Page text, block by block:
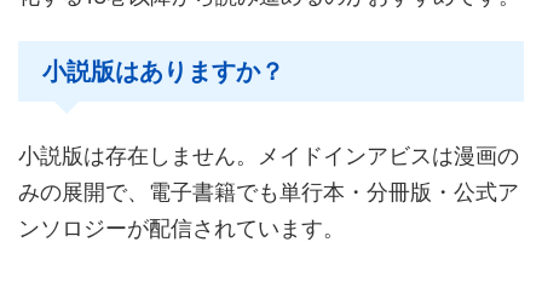
小説版はありますか？
小説版は存在しません。メイドインアビスは漫画の
みの展開で、電子書籍でも単行本・分冊版・公式ア
ンソロジーが配信されています。